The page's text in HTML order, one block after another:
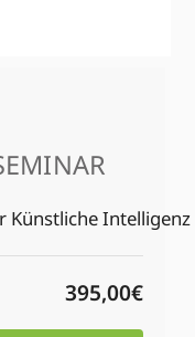
Künstliche
395,00€